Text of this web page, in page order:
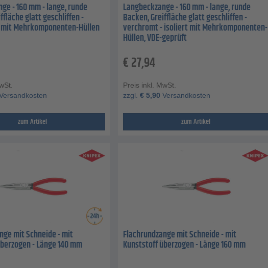
- 160 mm - lange, runde
glatt geschliffen -
Mehrkomponenten-Hüllen
zum Artikel
Langbeckzange - 160 mm - lange, runde
Backen, Greiffläche glatt geschliffen -
verchromt - isoliert mit Mehrkomponenten-
Hüllen, VDE-geprüft
€27,94
Preis inkl. MwSt.
zzgl. € 5,90 Versandkosten
zum Artikel
mit Schneide - mit
- Länge 140 mm
Flachrundzange mit Schneide - mit
Kunststoff überzogen - Länge 160 mm